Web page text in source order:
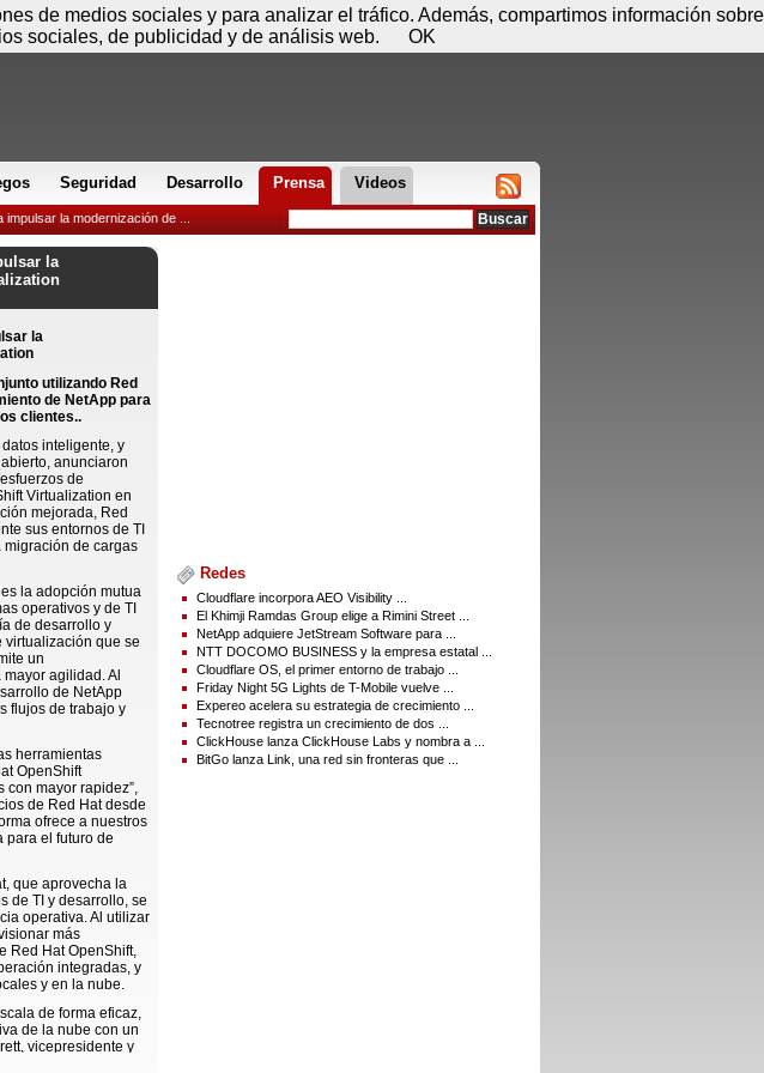
Seguridad Desarrollo Prensa Videos
la modernización de ...
la
utilizando Red
de NetApp para
clientes..
inteligente, y
anunciaron
de
Virtualization en
mejorada, Red
sus entornos de TI
de cargas
la adopción mutua
operativos y de TI
de desarrollo y
virtualización que se
un
agilidad. Al
de NetApp
flujos de trabajo y
herramientas
OpenShift
con mayor rapidez”,
de Red Hat desde
ofrece a nuestros
para el futuro de
que aprovecha la
de TI y desarrollo, se
operativa. Al utilizar
más
Red Hat OpenShift,
integradas, y
y en la nube.
de forma eficaz,
de la nube con un
vicepresidente y
la potencia de Red
Redes
Cloudflare incorpora AEO Visibility ...
El Khimji Ramdas Group elige a Rimini Street ...
NetApp adquiere JetStream Software para ...
NTT DOCOMO BUSINESS y la empresa estatal ...
Cloudflare OS, el primer entorno de trabajo ...
Friday Night 5G Lights de T-Mobile vuelve ...
Expereo acelera su estrategia de crecimiento ...
Tecnotree registra un crecimiento de dos ...
ClickHouse lanza ClickHouse Labs y nombra a ...
BitGo lanza Link, una red sin fronteras que ...
Sábado 08 de agosto - 17:49 Registrar Conectar
de medios sociales y para analizar el tráfico. Además, compartimos información sobre
sociales, de publicidad y de análisis web.
OK